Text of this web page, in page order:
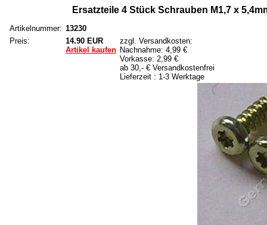
Ersatzteile 4 Stück Schrauben M1,7 x
Artikelnummer: 13230
Preis:
14.90 EUR
Artikel kaufen
zzgl. Versandkosten:
Nachnahme: 4,99 €
Vorkasse: 2,99 €
ab 30,- € Versandkostenfrei
Lieferzeit : 1-3 Werktage